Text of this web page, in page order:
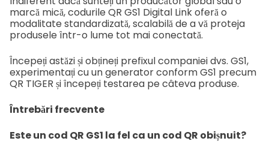
marcă mică, codurile QR GS1 Digital Link oferă o
modalitate standardizată, scalabilă de a vă proteja
produsele într-o lume tot mai conectată.
Începeți astăzi și obțineți prefixul companiei dvs. GS1,
experimentați cu un generator conform GS1 precum
QR TIGER și începeți testarea pe câteva produse.
Întrebări frecvente
Este un cod QR GS1 la fel ca un cod QR obișnuit?